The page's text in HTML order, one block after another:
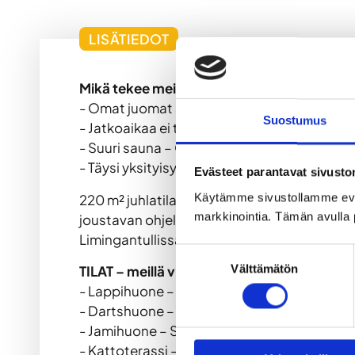
Suostumus
Evästeet parantavat
Käytämme sivustollamme
markkinointia. Tämän
Välttämätön
LISÄTIEDOT
Mikä tekee meistä erityisen?
- Omat juomat sallittu – Ei rajoituksia
- Jatkoaikaa ei tarvita – Juhlat voivat jatkua
- Suuri sauna – Oulun suurimpiin kuuluva,
- Täysi yksityisyys – Tila vain teidän
220 m² juhlatilaa – Koutsi hoitaa joustavat
joustavan ohjelman, jolloin juhlat voivat
Limingantullissa. Täydellinen yksityisyys
TILAT – meillä viihdytään
- Lappihuone – Lapin rauhallinen tunnelma,
- Dartshuone – Rento pelitila tikkakisailuun
- Jamihuone – Soittimet ja äänentoisto –
- Kattoterassi – 30 m² vilvoitteluun